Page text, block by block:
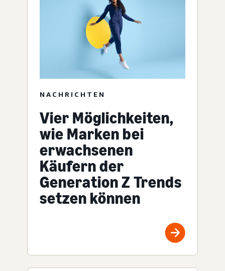
NACHRICHTEN
Vier Möglichkeiten,
wie Marken bei
erwachsenen
Käufern der
Generation Z Trends
setzen können